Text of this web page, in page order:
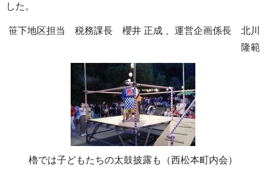
した。
笹下地区担当 税務課長 櫻井 正成 、運営企画係長 北川
隆範
櫓では子どもたちの太鼓披露も（西松本町内会）